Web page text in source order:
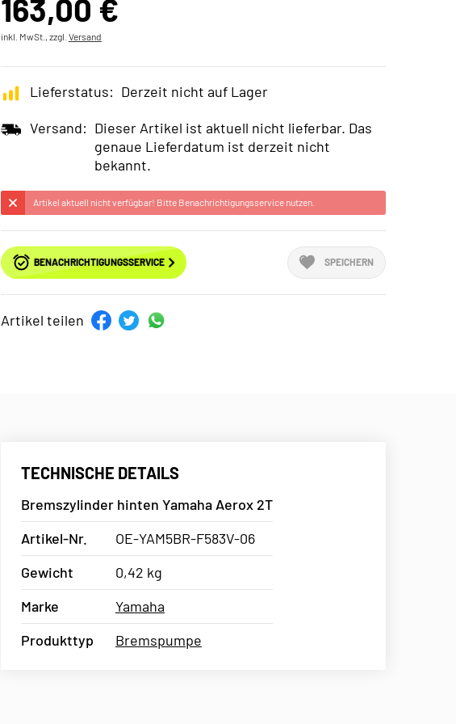
163,00 €
inkl. MwSt., zzgl. Versand
Lieferstatus: Derzeit nicht auf Lager
Versand: Dieser Artikel ist aktuell nicht lieferbar. Das
genaue Lieferdatum ist derzeit nicht
bekannt.
Artikel aktuell nicht verfügbar! Bitte Benachrichtigungsservice nutzen.
BENACHRICHTIGUNGSSERVICE SPEICHERN
Artikel teilen
TECHNISCHE DETAILS
Bremszylinder hinten Yamaha Aerox 2T
Artikel-Nr.
OE-YAM5BR-F583V-06
Gewicht
0,42 kg
Marke
Yamaha
Produkttyp
Bremspumpe